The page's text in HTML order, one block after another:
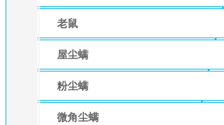
老鼠
屋尘螨
粉尘螨
微角尘螨